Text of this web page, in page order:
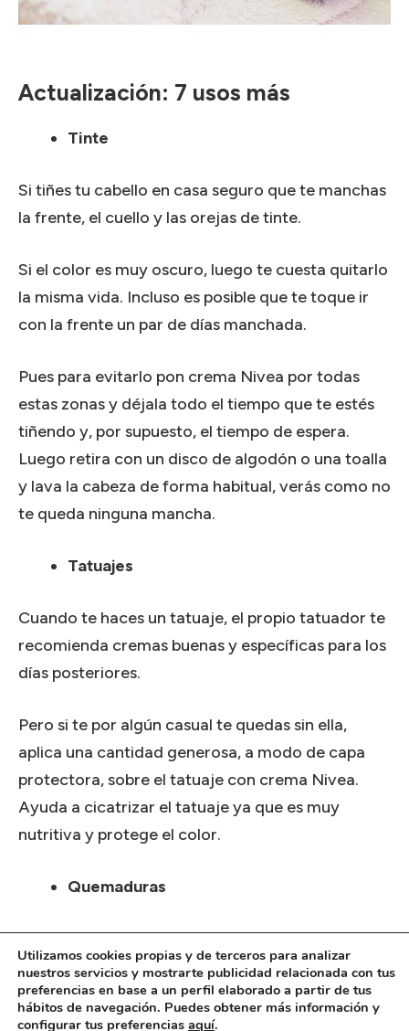
Actualización: 7 usos más
Tinte
Si tiñes tu cabello en casa seguro que te manchas
la frente, el cuello y las orejas de tinte.
Si el color es muy oscuro, luego te cuesta quitarlo
la misma vida. Incluso es posible que te toque ir
con la frente un par de días manchada.
Pues para evitarlo pon crema Nivea por todas
estas zonas y déjala todo el tiempo que te estés
tiñendo y, por supuesto, el tiempo de espera.
Luego retira con un disco de algodón o una toalla
y lava la cabeza de forma habitual, verás como no
te queda ninguna mancha.
Tatuajes
Cuando te haces un tatuaje, el propio tatuador te
recomienda cremas buenas y específicas para los
días posteriores.
Pero si te por algún casual te quedas sin ella,
aplica una cantidad generosa, a modo de capa
protectora, sobre el tatuaje con crema Nivea.
Ayuda a cicatrizar el tatuaje ya que es muy
nutritiva y protege el color.
Quemaduras
Si te quemas en la cocina, con las planchas del
pelo o la de la ropa, aplica de forma abundante
crema en la zona afectada.
Utilizamos cookies propias y de terceros para analizar
nuestros servicios y mostrarte publicidad relacionada con tus
preferencias en base a un perfil elaborado a partir de tus
hábitos de navegación. Puedes obtener más información y
configurar tus preferencias aquí.